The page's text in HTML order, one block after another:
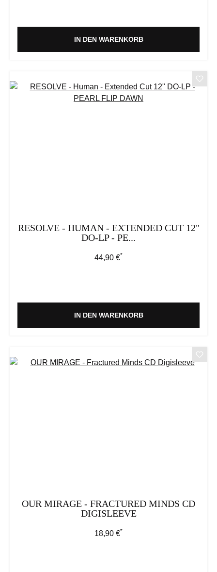
IN DEN WARENKORB
RESOLVE - HUMAN - EXTENDED CUT 12"
DO-LP - PE...
Regulärer Preis:
44,90 €*
IN DEN WARENKORB
OUR MIRAGE - FRACTURED MINDS CD
DIGISLEEVE
Regulärer Preis:
18,90 €*